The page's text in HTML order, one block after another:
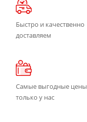
Быстро и качественно
доставляем
Самые выгодные цены
только у нас